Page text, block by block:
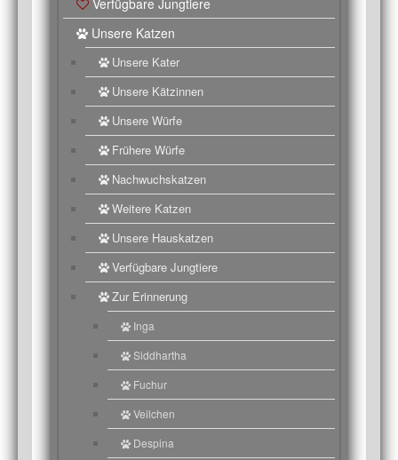
Unsere Katzen
Unsere Kater
Unsere Kätzinnen
Unsere Würfe
Frühere Würfe
Nachwuchskatzen
Weitere Katzen
Unsere Hauskatzen
Verfügbare Jungtiere
Zur Erinnerung
Inga
Siddhartha
Fuchur
Veilchen
Despina